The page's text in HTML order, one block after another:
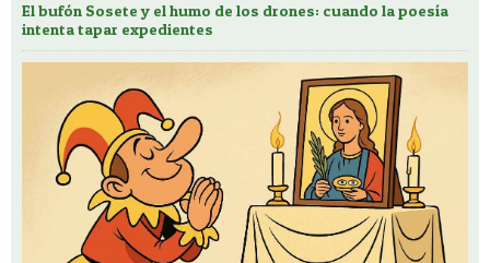
El bufón Sosete y el humo de los drones: cuando la poesía
intenta tapar expedientes